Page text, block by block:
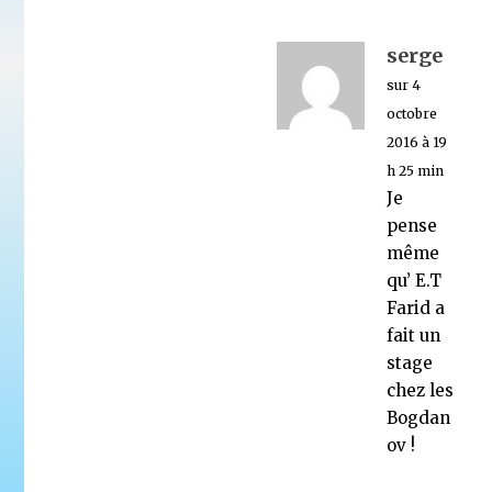
serge
sur 4
octobre
2016 à 19
h 25 min
Je
pense
même
qu’ E.T
Farid a
fait un
stage
chez les
Bogdan
ov !